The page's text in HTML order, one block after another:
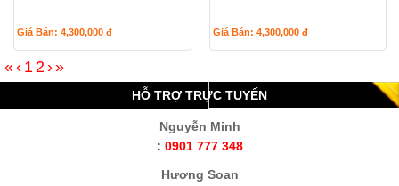
Giá Bán: 4,300,000 đ Giá Bán: 4,300,000 đ
«‹ 12 ›»
HỖ TRỢ TRỰC TUYẾN
Nguyễn Minh
: 0901 777 348
Hương Soan